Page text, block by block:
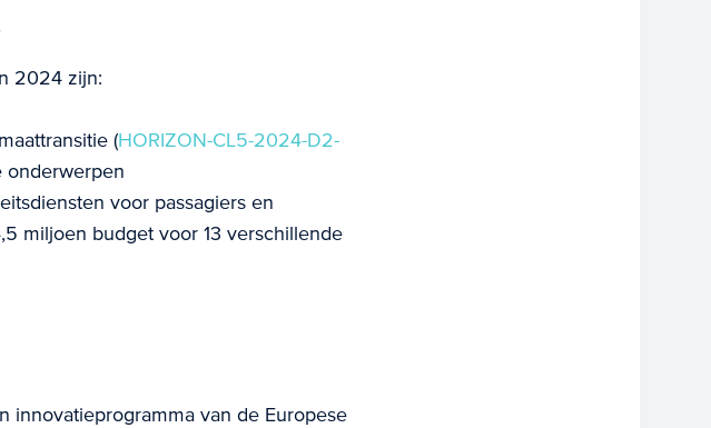
2024 zijn:
(HORIZON-CL5-2024-D2-
voor passagiers en
miljoen budget voor 13 verschillende
van de Europese